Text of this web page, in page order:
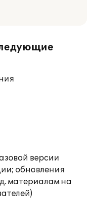
версии
обновления
материалам на